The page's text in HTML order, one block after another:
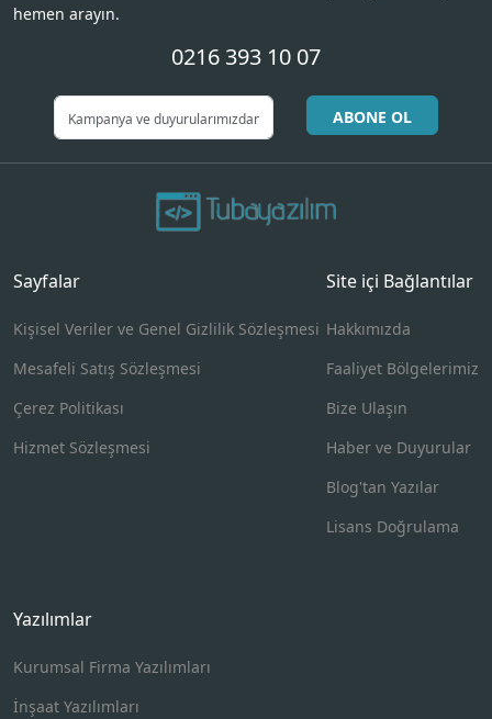
hemen arayın.
0216 393 10 07
ABONE OL
Sayfalar
Kişisel Veriler ve Genel Gizlilik Sözleşmesi
Mesafeli Satış Sözleşmesi
Çerez Politikası
Hizmet Sözleşmesi
Site içi Bağlantılar
Hakkımızda
Faaliyet Bölgelerimiz
Bize Ulaşın
Haber ve Duyurular
Blog'tan Yazılar
Lisans Doğrulama
Yazılımlar
Kurumsal Firma Yazılımları
İnşaat Yazılımları